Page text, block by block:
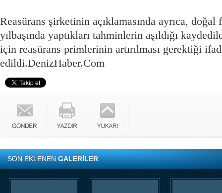
Reasürans şirketinin açıklamasında ayrıca,
yılbaşında yaptıkları tahminlerin aşıldığı
için reasürans primlerinin artırılması gerektiği
edildi.DenizHaber.Com
SON EKLENENGALERİLER